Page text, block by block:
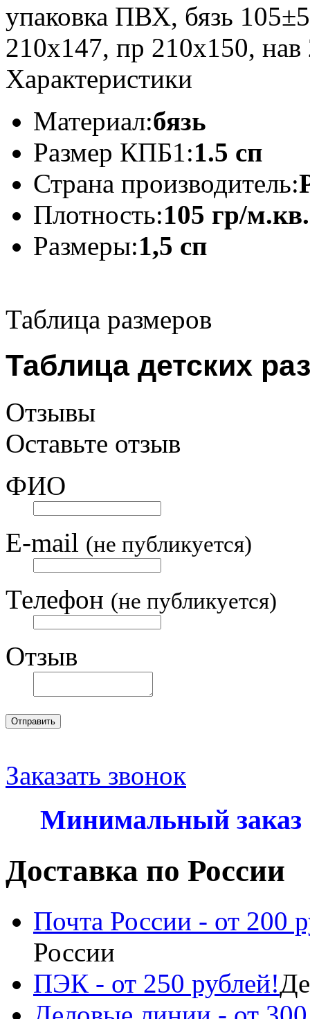
упаковка ПВХ, бязь
210х147, пр 210х150,
Характеристики
Материал:бязь
Размер КПБ1:1.5 сп
Страна производитель:
Плотность:105 гр/м.кв.
Размеры:1,5 сп
Таблица размеров
Таблица детских
Отзывы
Оставьте отзыв
ФИО
E-mail (не публикуется)
Телефон (не публикуется)
Отзыв
Отправить
Заказать звонок
Минимальный заказ
Доставка по России
Почта России - от 200
России
ПЭК - от 250 рублей!